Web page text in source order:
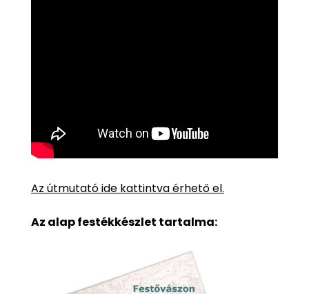
Az útmutató ide kattintva érhető el.
Az alap festékkészlet tartalma: